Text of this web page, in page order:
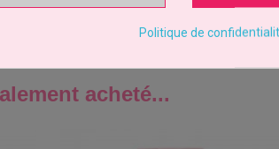
acheté...
Politique de